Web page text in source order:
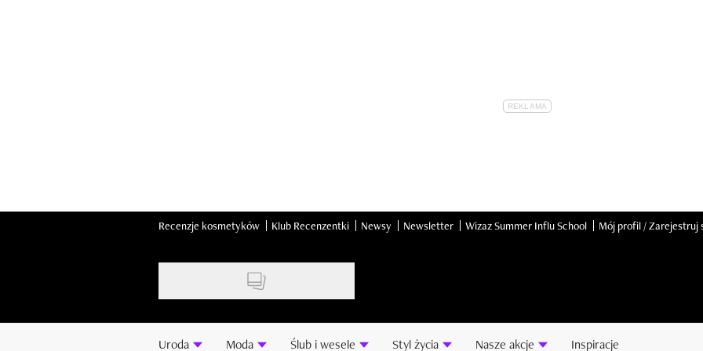
Recenzje kosmetyków Klub Recenzentki Newsy Newsletter Wizaz Summer Influ School Mój profil / Zarejestruj
Uroda Moda Ślub i wesele Styl życia Nasze akcje Inspiracje